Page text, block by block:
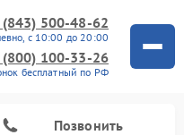
(843) 500-48-62
с 10:00 до 20:00
(800) 100-33-26
бесплатный по РФ
Позвонить